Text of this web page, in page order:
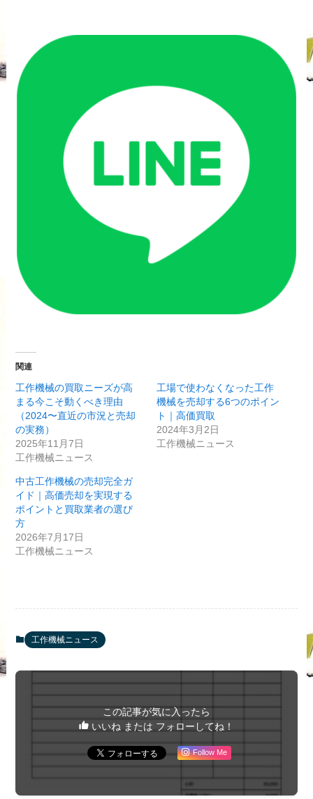
関連
工作機械の買取ニーズが高
まる今こそ動くべき理由
（2024〜直近の市況と売却
の実務）
2025年11月7日
工作機械ニュース
工場で使わなくなった工作
機械を売却する6つのポイン
ト｜高価買取
2024年3月2日
工作機械ニュース
中古工作機械の売却完全ガ
イド｜高価売却を実現する
ポイントと買取業者の選び
方
2026年7月17日
工作機械ニュース
工作機械ニュース
この記事が気に入ったら
いいね または フォローしてね！
Follow Me